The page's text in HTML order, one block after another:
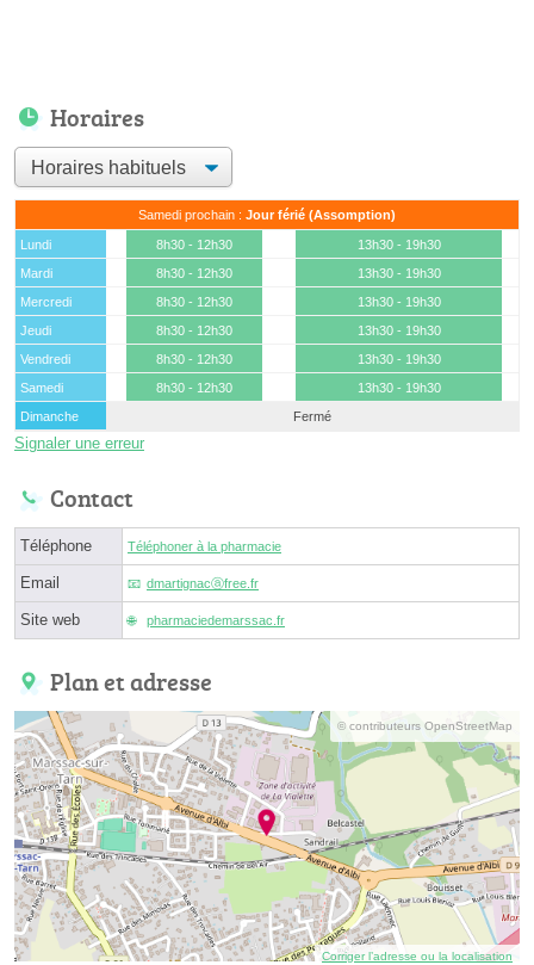
Horaires
Samedi prochain : Jour férié (Assomption)
Lundi 8h30 - 12h30
13h30 - 19h30
Mardi
8h30 - 12h30
13h30 - 19h30
Mercredi
8h30 - 12h30
13h30 - 19h30
Jeudi
8h30 - 12h30
13h30 - 19h30
Vendredi
8h30 - 12h30
13h30 - 19h30
Samedi
8h30 - 12h30
13h30 - 19h30
Dimanche
Fermé
Signaler une erreur
Contact
Téléphone Téléphoner à la pharmacie
Email dmartignacⓐfree.fr
Site web pharmaciedemarssac.fr
Plan et adresse
© contributeurs OpenStreetMap
Corriger l’adresse ou la localisation